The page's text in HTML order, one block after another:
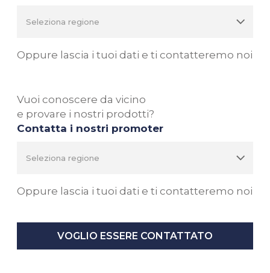
Oppure lascia i tuoi dati e ti contatteremo noi
Vuoi conoscere da vicino
e provare i nostri prodotti?
Contatta i nostri promoter
Oppure lascia i tuoi dati e ti contatteremo noi
VOGLIO ESSERE CONTATTATO